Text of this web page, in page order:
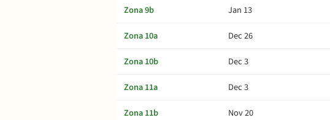
Zona 9b
Jan 13
Zona 10a
Dec 26
Zona 10b
Dec 3
Zona 11a
Dec 3
Zona 11b
Nov 20